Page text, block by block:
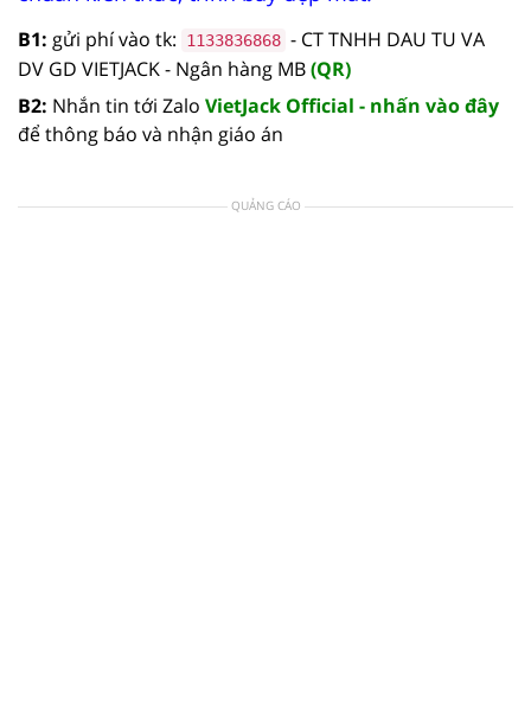
B1: gửi phí vào tk: 1133836868 - CT TNHH DAU TU VA
DV GD VIETJACK - Ngân hàng MB(QR)
B2: Nhắn tin tới Zalo VietJack Official - nhấn vào đây
để thông báo và nhận giáo án
QUẢNG CÁO